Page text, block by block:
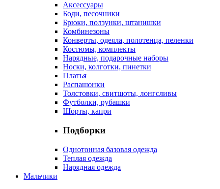
Аксессуары
Боди, песочники
Брюки, ползунки, штанишки
Комбинезоны
Конверты, одеяла, полотенца, пеленки
Костюмы, комплекты
Нарядные, подарочные наборы
Носки, колготки, пинетки
Платья
Распашонки
Толстовки, свитшоты, лонгсливы
Футболки, рубашки
Шорты, капри
Подборки
Однотонная базовая одежда
Теплая одежда
Нарядная одежда
Мальчики